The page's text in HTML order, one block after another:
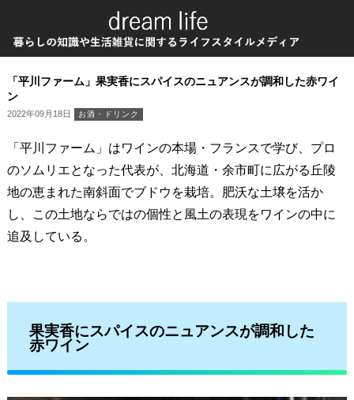
「平川ファーム」果実香にスパイスのニュアンスが調和した赤ワイ
ン
2022年09月18日 お酒・ドリンク
「平川ファーム」はワインの本場・フランスで学び、プロ
のソムリエとなった代表が、北海道・余市町に広がる丘陵
地の恵まれた南斜面でブドウを栽培。肥沃な土壌を活か
し、この土地ならではの個性と風土の表現をワインの中に
追及している。
果実香にスパイスのニュアンスが調和した
赤ワイン